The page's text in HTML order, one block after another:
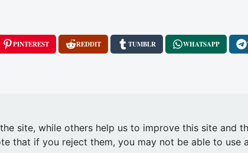
PINTEREST REDDIT TUMBLR WHATSAPP
аборти
site, while others help us to improve this site and
that if you reject them, you may not be able to use